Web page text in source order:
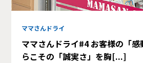
ママさんドライ
ママさんドライ#4 お客様の「
らこその「誠実さ」を胸[...]